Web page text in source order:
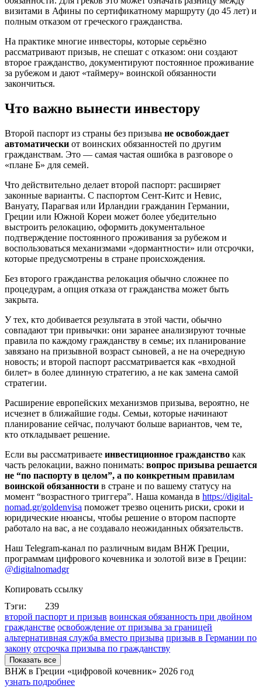
визитами в Афины по сертификатному маршруту (до 45 лет) и
полным отказом от греческого гражданства.
На практике многие инвесторы, которые серьёзно
рассматривают призыв, не спешат с отказом: они создают
второе гражданство, документируют постоянное проживание
за рубежом и дают «таймеру» воинской обязанности
закончиться.
Что важно вынести инвестору
Второй паспорт из страны без призыва не освобождает
автоматически от воинских обязанностей по другим
гражданствам. Это — самая частая ошибка в разговоре о
«плане Б» для семей.
Что действительно делает второй паспорт: расширяет
законные варианты. С паспортом Сент-Китс и Невис,
Вануату, Парагвая или Ирландии гражданин Германии,
Греции или Южной Кореи может более убедительно
выстроить релокацию, оформить документальное
подтверждение постоянного проживания за рубежом и
воспользоваться механизмами «дормантности» или отсрочки,
которые предусмотрены в стране происхождения.
Без второго гражданства релокация обычно сложнее по
процедурам, а опция отказа от гражданства может быть
закрыта.
У тех, кто добивается результата в этой части, обычно
совпадают три привычки: они заранее анализируют точные
правила по каждому гражданству в семье; их планирование
завязано на призывной возраст сыновей, а не на очередную
новость; и второй паспорт рассматривается как «входной
билет» в более длинную стратегию, а не как замена самой
стратегии.
Расширение европейских механизмов призыва, вероятно, не
исчезнет в ближайшие годы. Семьи, которые начинают
планирование сейчас, получают больше вариантов, чем те,
кто откладывает решение.
Если вы рассматриваете инвестиционное гражданство как
часть релокации, важно понимать: вопрос призыва решается
не “по паспорту в целом”, а по конкретным правилам
воинской обязанности в стране и по вашему статусу на
момент “возрастного триггера”. Наша команда в https://digital-
nomad.gr/goldenvisa поможет трезво оценить риски, сроки и
юридические нюансы, чтобы решение о втором паспорте
работало на вас, а не создавало неожиданных обязательств.
Наш Telegram-канал по различным видам ВНЖ Греции,
программам цифрового кочевника и золотой визе в Греции:
@digitalnomadgr
Копировать ссылку
Тэги:
239
второй паспорт и призыв воинская обязанность при двойном
гражданстве освобождение от призыва за границей
альтернативная служба вместо призыва призыв в Германии по
закону отсрочка призыва по гражданству
Показать все
ВНЖ в Греции «цифровой кочевник» 2026 год
узнать подробнее